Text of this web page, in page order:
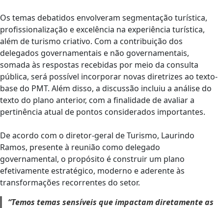
Os temas debatidos envolveram segmentação turística,
profissionalização e excelência na experiência turística,
além de turismo criativo. Com a contribuição dos
delegados governamentais e não governamentais,
somada às respostas recebidas por meio da consulta
pública, será possível incorporar novas diretrizes ao texto-
base do PMT. Além disso, a discussão incluiu a análise do
texto do plano anterior, com a finalidade de avaliar a
pertinência atual de pontos considerados importantes.
De acordo com o diretor-geral de Turismo, Laurindo
Ramos, presente à reunião como delegado
governamental, o propósito é construir um plano
efetivamente estratégico, moderno e aderente às
transformações recorrentes do setor.
“Temos temas sensíveis que impactam diretamente as